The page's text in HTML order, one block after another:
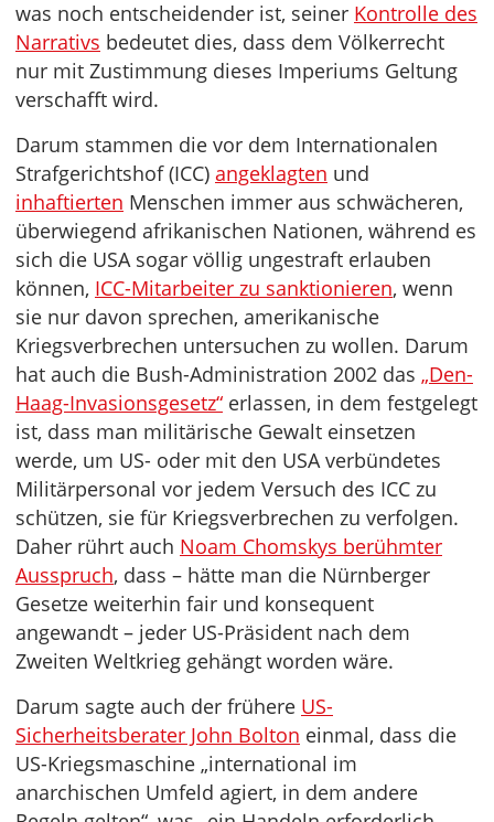
was noch entscheidender ist, seiner Kontrolle des
Narrativs bedeutet dies, dass dem Völkerrecht
nur mit Zustimmung dieses Imperiums Geltung
verschafft wird.
Darum stammen die vor dem Internationalen
Strafgerichtshof (ICC) angeklagten und
inhaftierten Menschen immer aus schwächeren,
überwiegend afrikanischen Nationen, während es
sich die USA sogar völlig ungestraft erlauben
können, ICC-Mitarbeiter zu sanktionieren, wenn
sie nur davon sprechen, amerikanische
Kriegsverbrechen untersuchen zu wollen. Darum
hat auch die Bush-Administration 2002 das „Den-
Haag-Invasionsgesetz“ erlassen, in dem festgelegt
ist, dass man militärische Gewalt einsetzen
werde, um US- oder mit den USA verbündetes
Militärpersonal vor jedem Versuch des ICC zu
schützen, sie für Kriegsverbrechen zu verfolgen.
Daher rührt auch Noam Chomskys berühmter
Ausspruch, dass – hätte man die Nürnberger
Gesetze weiterhin fair und konsequent
angewandt – jeder US-Präsident nach dem
Zweiten Weltkrieg gehängt worden wäre.
Darum sagte auch der frühere US-
Sicherheitsberater John Bolton einmal, dass die
US-Kriegsmaschine „international im
anarchischen Umfeld agiert, in dem andere